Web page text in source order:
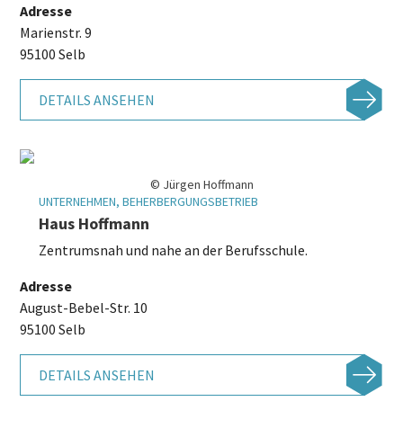
Adresse
Marienstr. 9
95100 Selb
DETAILS ANSEHEN
© Jürgen Hoffmann
UNTERNEHMEN, BEHERBERGUNGSBETRIEB
Haus Hoffmann
Zentrumsnah und nahe an der Berufsschule.
Adresse
August-Bebel-Str. 10
95100 Selb
DETAILS ANSEHEN